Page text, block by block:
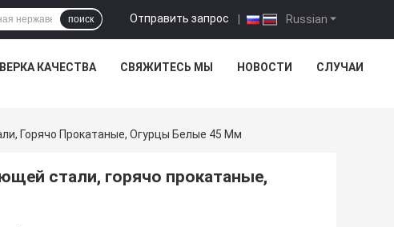
Russian
Отправить запрос |
поиск
КАЧЕСТВА СВЯЖИТЕСЬ МЫ НОВОСТИ СЛУЧАИ
Горячо Прокатаные, Огурцы Белые 45 Мм
стали, горячо прокатаные,